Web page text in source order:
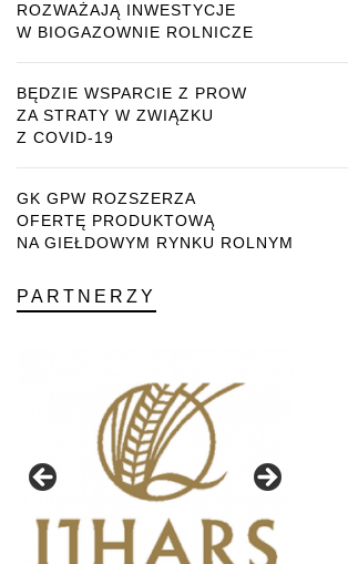
ROZWAŻAJĄ INWESTYCJE
W BIOGAZOWNIE ROLNICZE
BĘDZIE WSPARCIE Z PROW
ZA STRATY W ZWIĄZKU
Z COVID-19
GK GPW ROZSZERZA
OFERTĘ PRODUKTOWĄ
NA GIEŁDOWYM RYNKU ROLNYM
PARTNERZY